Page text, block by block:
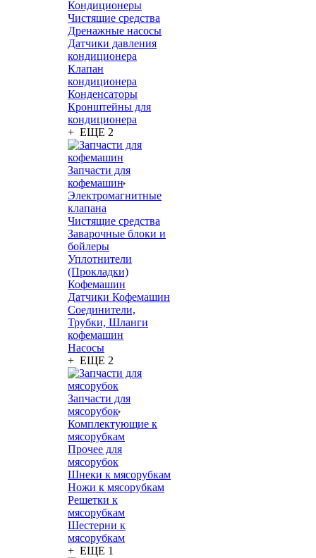
Кондиционеры
Чистящие средства
Дренажные насосы
Датчики давления
кондиционера
Клапан
кондиционера
Конденсаторы
Кронштейны для
кондиционера
+ ЕЩЕ 2
Запчасти для
кофемашин
Электромагнитные
клапана
Чистящие средства
Заварочные блоки и
бойлеры
Уплотнители
(Прокладки)
Кофемашин
Датчики Кофемашин
Соединители,
Трубки, Шланги
кофемашин
Насосы
+ ЕЩЕ 2
Запчасти для
мясорубок
Комплектующие к
мясорубкам
Прочее для
мясорубок
Шнеки к мясорубкам
Ножи к мясорубкам
Решетки к
мясорубкам
Шестерни к
мясорубкам
+ ЕЩЕ 1